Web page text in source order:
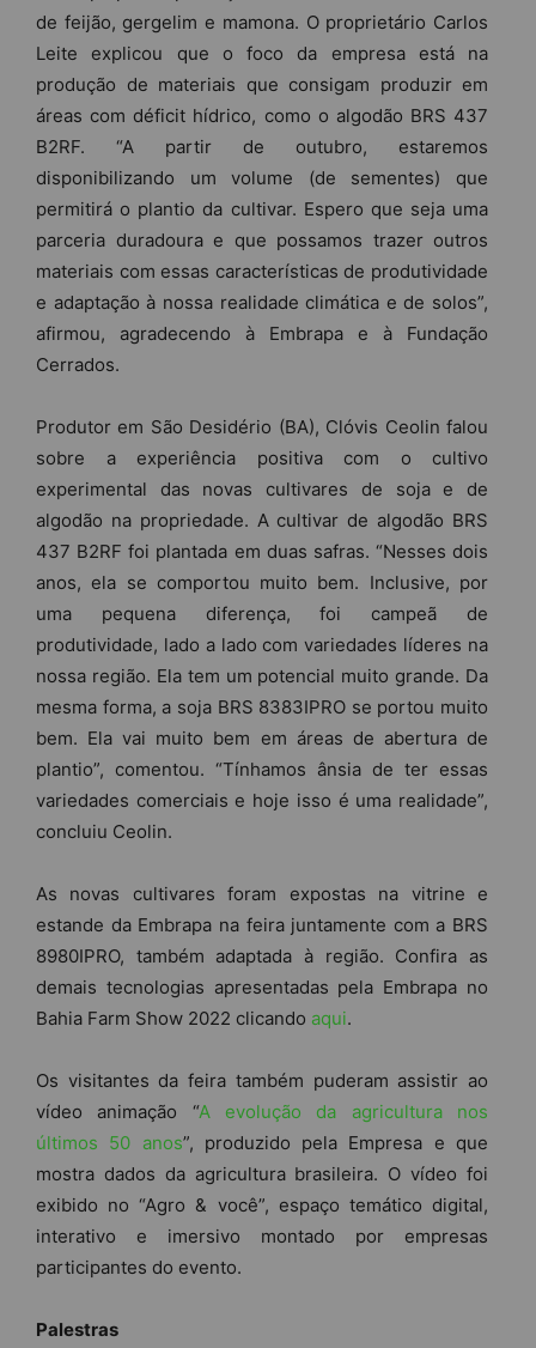
de feijão, gergelim e mamona. O proprietário Carlos
Leite explicou que o foco da empresa está na
produção de materiais que consigam produzir em
áreas com déficit hídrico, como o algodão BRS 437
B2RF. “A partir de outubro, estaremos
disponibilizando um volume (de sementes) que
permitirá o plantio da cultivar. Espero que seja uma
parceria duradoura e que possamos trazer outros
materiais com essas características de produtividade
e adaptação à nossa realidade climática e de solos”,
afirmou, agradecendo à Embrapa e à Fundação
Cerrados.
Produtor em São Desidério (BA), Clóvis Ceolin falou
sobre a experiência positiva com o cultivo
experimental das novas cultivares de soja e de
algodão na propriedade. A cultivar de algodão BRS
437 B2RF foi plantada em duas safras. “Nesses dois
anos, ela se comportou muito bem. Inclusive, por
uma pequena diferença, foi campeã de
produtividade, lado a lado com variedades líderes na
nossa região. Ela tem um potencial muito grande. Da
mesma forma, a soja BRS 8383IPRO se portou muito
bem. Ela vai muito bem em áreas de abertura de
plantio”, comentou. “Tínhamos ânsia de ter essas
variedades comerciais e hoje isso é uma realidade”,
concluiu Ceolin.
As novas cultivares foram expostas na vitrine e
estande da Embrapa na feira juntamente com a BRS
8980IPRO, também adaptada à região. Confira as
demais tecnologias apresentadas pela Embrapa no
Bahia Farm Show 2022 clicando aqui.
Os visitantes da feira também puderam assistir ao
vídeo animação “A evolução da agricultura nos
últimos 50 anos”, produzido pela Empresa e que
mostra dados da agricultura brasileira. O vídeo foi
exibido no “Agro & você”, espaço temático digital,
interativo e imersivo montado por empresas
participantes do evento.
Palestras